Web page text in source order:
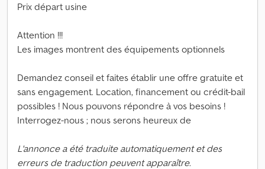
Prix départ usine
Attention !!!
Les images montrent des équipements optionnels
Demandez conseil et faites établir une offre gratuite et
sans engagement. Location, financement ou crédit-bail
possibles ! Nous pouvons répondre à vos besoins !
Interrogez-nous ; nous serons heureux de
L'annonce a été traduite automatiquement et des
erreurs de traduction peuvent apparaître.